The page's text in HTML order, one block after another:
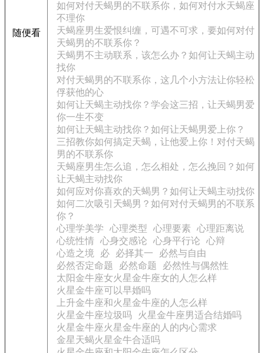
随便看
如何对付天蝎男的不联系你，如何对付水天蝎座
不理你
天蝎座男生爱恨纠缠，可遇不可求，要如何对付
天蝎男的不联系你？
天蝎男不主动联系，该怎么办？如何让天蝎主动
找你
对付天蝎男的不联系你，这几个小方法让你轻松
俘获他的心
如何让天蝎主动找你？学会这三招，让天蝎男爱
你一生不变
如何让天蝎主动找你？如何让天蝎男爱上你？
三招教你如何搞定天蝎，让他爱上你！对付天蝎
男的不联系你
天蝎座男生怎么追，怎么相处，怎么挽回？如何
让天蝎主动找你
如何应对你喜欢的天蝎男？如何让天蝎主动找你
如何二次吸引天蝎男？如何对付天蝎男的不联系
你？
心理学美学
心理类型 心理要素 心理距离说
心统性情
心身交感论 心身平行论
心辩
心造之境
必 必择其一
必然与自由
必然否定命题
必然命题
必然性与偶然性
太阳金牛座女火星金牛座女的人怎么样
火星金牛座可以早婚吗
上升金牛座和火星金牛座的人怎么样
火星金牛座垃圾吗
火星金牛座男适合结婚吗
火星金牛座火星金牛座的人的内心需求
金星天蝎火星金牛合适吗